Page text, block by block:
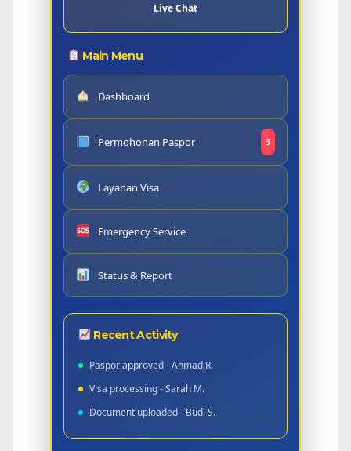
Live Chat
Main Menu
Dashboard
Permohonan Paspor 3
Layanan Visa
Emergency Service
Status & Report
Recent Activity
Paspor approved - Ahmad R.
Visa processing - Sarah M.
Document uploaded - Budi S.